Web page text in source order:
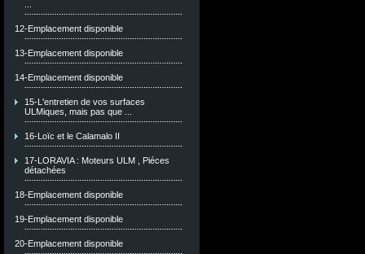
12-Emplacement disponible
13-Emplacement disponible
14-Emplacement disponible
15-L'entretien de vos surfaces
ULMiques, mais pas que ...
16-Loïc et le Calamalo II
17-LORAVIA : Moteurs ULM , Piéces
détachées
18-Emplacement disponible
19-Emplacement disponible
20-Emplacement disponible